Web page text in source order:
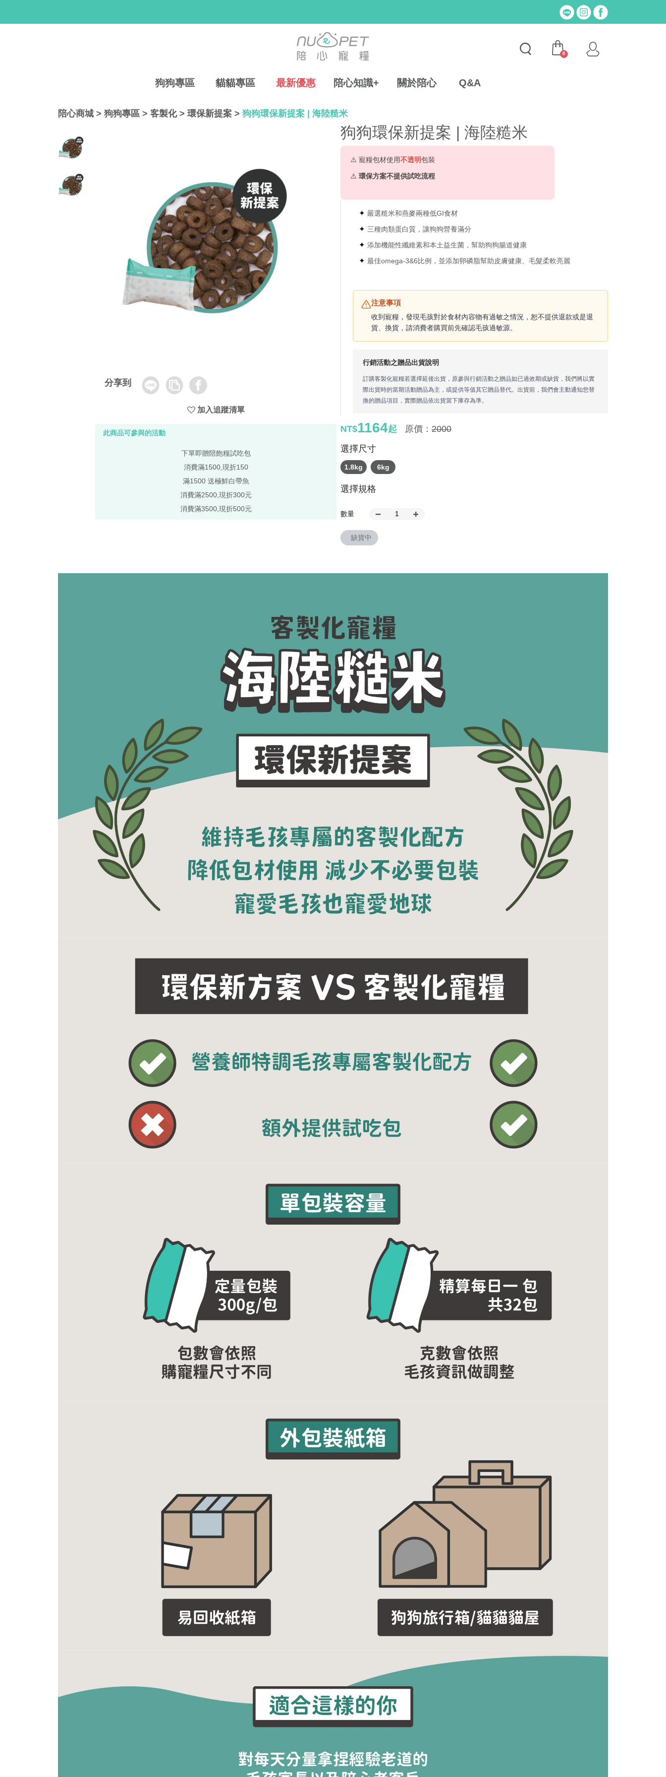
狗狗專區 貓貓專區 最新優惠 陪心知識+ 關於陪心 Q&A
0
陪心商城 > 狗狗專區 > 客製化> 環保新提案 > 狗狗環保新提案 | 海陸糙米
分享到 Line
Copy
Link
Facebook
加入追蹤清單
此商品可參與的活動
下單即贈陪飽糧試吃包
消費滿1500,現折150
滿1500 送極鮮白帶魚
消費滿2500,現折300元
消費滿3500,現折500元
狗狗環保新提案 | 海陸糙米
⚠️ 寵糧包材使用不透明包裝
⚠️ 環保方案不提供試吃流程
✦ 嚴選糙米和燕麥兩種低GI食材
✦ 三種肉類蛋白質，讓狗狗營養滿分
✦ 添加機能性纖維素和本土益生菌，幫助狗狗腸道健康
✦ 最佳omega-3&6比例，並添加卵磷脂幫助皮膚健康、毛髮柔軟亮麗
注意事項
收到寵糧，發現毛孩對於食材內容物有過敏之情況，恕不提供退款或是退
貨、換貨，請消費者購買前先確認毛孩過敏源。
行銷活動之贈品出貨說明
訂購客製化寵糧若選擇延後出貨，原參與行銷活動之贈品如已過效期或缺貨，我們將以實
際出貨時的當期活動贈品為主，或提供等值其它贈品替代。出貨前，我們會主動通知您替
換的贈品項目，實際贈品依出貨當下庫存為準。
NT$1164起 原價： 2000
選擇尺寸
1.8kg 6kg
選擇規格
數量
缺貨中